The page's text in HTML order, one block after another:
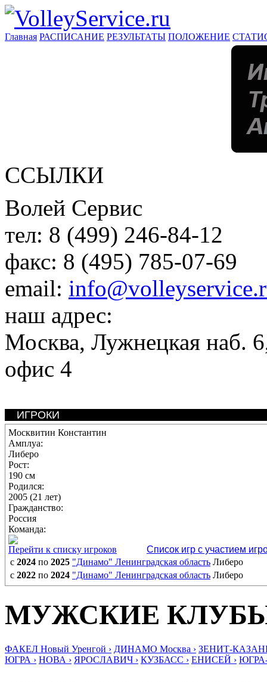
Главная РАСПИСАНИЕ РЕЗУЛЬТАТЫ ПОЛОЖЕНИЕ
ССЫЛКИ
Волей Сервис
тел: 8 (499) 246-84-12
факс: 8 (495) 785-07-69
email:
наш адрес:
Москва, Лужнецкая наб.
офис 4
ИГРОКИ
Москвитин Константин
Амплуа:
Либеро
Рост:
190 см
Родился:
2005 (21 лет)
Гражданство:
Россия
Команда:
Перейти к списку игроков
Список игр с участием
с 2024 по 2025 "Динамо" Ленинградская область Либеро
с 2022 по 2024 "Динамо" Ленинградская область Либеро
МУЖСКИЕ
ФАКЕЛ Новый Уренгой › ДИНАМО Москва › ЗЕНИТ-
ЮГРА › НОВА › ЯРОСЛАВИЧ › КУЗБАСС › ЕНИСЕЙ ›